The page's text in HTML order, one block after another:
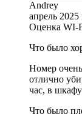
Andrey
апрель 2025
Оценка WI-
Что было
Номер
отлично
час, в
Что было